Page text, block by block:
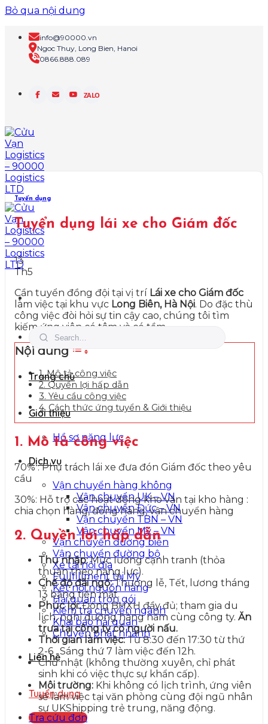
Bỏ qua nội dung
info@90000.vn
Ngoc Thuy, Long Bien, Hanoi
0866.888.089
ZALO
Trang chủ
Giới thiệu
Hồ sơ năng lực
Dịch vụ
Vận chuyển hàng không
Vận chuyển UK – VN
Vận chuyển Đức – VN
Vận chuyển TBN – VN
Vận chuyển Mỹ – VN
Vận chuyển đường biển
Vận chuyển đường bộ
Xe tải nội địa
Fullfillment tại Mỹ
Kết nối nguồn hàng
Hải quan trọn gói
Kiểm tra chuyên ngành
Khai báo hải quan
Chuyển phát nhanh
Liên hệ
Tuyển dụng
Tra cứu đơn
Tuyển dụng
Tuyển dụng lái xe cho Giám đốc
13
Th5
Cần tuyển đồng đội tại vị trí Lái xe cho Giám đốc
làm việc tại khu vực Long Biên, Hà Nội. Do đặc thù
công việc đòi hỏi sự tin cậy cao, chúng tôi tìm
kiếm ứng viên có tâm và có tầm.
Nội dung
1. Mô tả công việc
2. Quyền lợi hấp dẫn
3. Yêu cầu công việc
4. Cách thức ứng tuyển & Giới thiệu
1. Mô tả công việc
70% : Phụ trách lái xe đưa đón Giám đốc theo yêu
cầu
30%: Hỗ trợ các hoạt động kho vận tại kho hàng :
chia chọn hàng, đóng hàng, vận chuyển hàng
2. Quyền lợi hấp dẫn
Thu nhập:Mức lương cạnh tranh (thỏa
thuận theo năng lực).
Chế độ đãi ngộ:Thưởng lễ, Tết, lương tháng
13 bằng tiền mặt.
Phúc lợi:Đóng BHXH đầy đủ; tham gia du
lịch, nghỉ dưỡng hàng năm cùng công ty. Ăn
trưa tại công ty có người nấu.
Thời gian làm việc:Từ 8:30 đến 17:30 từ thứ
2-6 . Sáng thứ 7 làm việc đến 12h.
Chủ nhật (không thường xuyên, chỉ phát
sinh khi có việc thực sự khẩn cấp).
Môi trường: Khi không có lịch trình, ứng viên
sẽ làm việc tại văn phòng cùng đội ngũ nhân
sự UKShipping trẻ trung, năng động.